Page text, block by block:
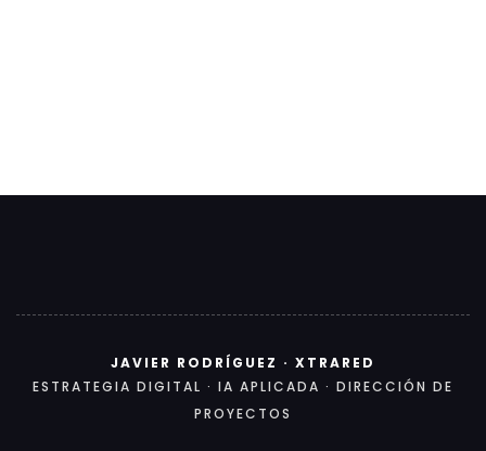
JAVIER RODRÍGUEZ · XTRARED
ESTRATEGIA DIGITAL · IA APLICADA · DIRECCIÓN DE
PROYECTOS